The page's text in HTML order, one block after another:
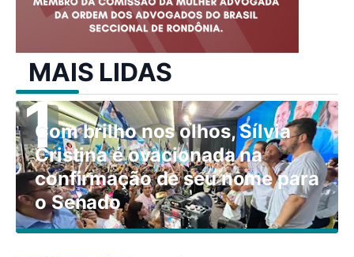
MAIS LIDAS
Com brilho nos olhos, Sílvia
Cristina é ovacionada na
confirmação de seu nome para
o Senado